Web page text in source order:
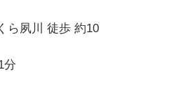
ら夙川 徒歩 約10
分